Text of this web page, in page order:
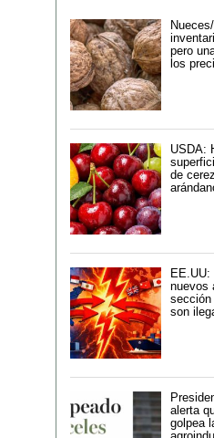
pero
los
USDA:
de
nuevos
sección
son
alerta
golpea